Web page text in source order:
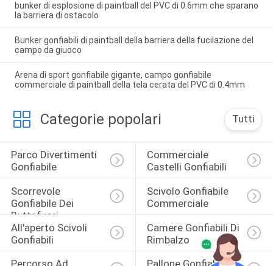
bunker di esplosione di paintball del PVC di 0.6mm che sparano
la barriera di ostacolo
Bunker gonfiabili di paintball della barriera della fucilazione del
campo da giuoco
Arena di sport gonfiabile gigante, campo gonfiabile
commerciale di paintball della tela cerata del PVC di 0.4mm
Categorie popolari Tutti
Parco Divertimenti
Gonfiabile
Commerciale
Castelli Gonfiabili
Scorrevole
Gonfiabile Dei
Buttafuori
Scivolo Gonfiabile
Commerciale
All'aperto Scivoli
Gonfiabili
Camere Gonfiabili Di
Rimbalzo